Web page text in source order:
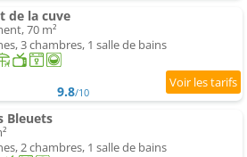
de la cuve
70 m²
3 chambres, 1 salle de bains
9.8/10
Bleuets
2 chambres, 1 salle de bains